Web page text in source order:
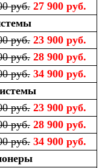
руб. 27 900 руб.
руб. 23 900 руб.
руб. 28 900 руб.
руб. 34 900 руб.
руб. 23 900 руб.
руб. 28 900 руб.
руб. 34 900 руб.